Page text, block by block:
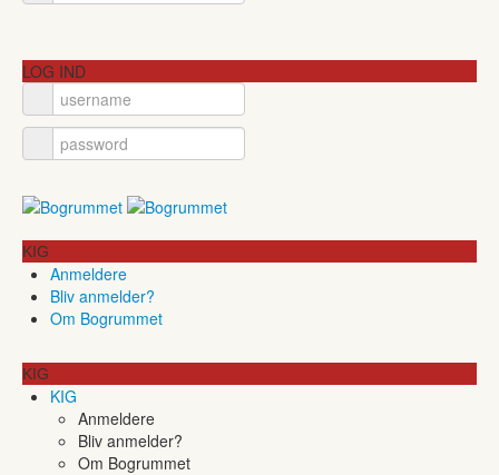
LOG IND
KIG
Anmeldere
Bliv anmelder?
Om Bogrummet
KIG
KIG
Anmeldere
Bliv anmelder?
Om Bogrummet